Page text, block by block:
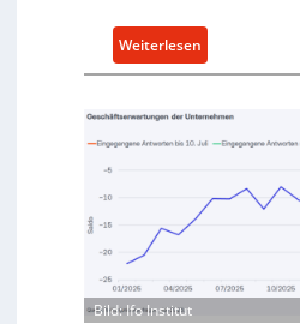
k
a
u
I
Weiterlesen
M
t
h
e
ü
Bild: Ifo Institut